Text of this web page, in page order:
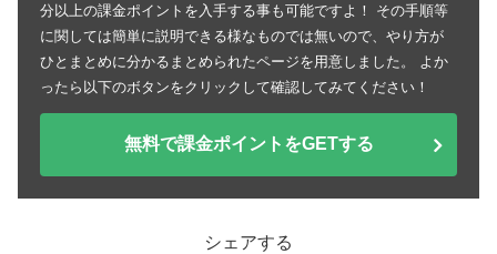
分以上の課金ポイントを入手する事も可能ですよ！ その手順等
に関しては簡単に説明できる様なものでは無いので、やり方が
ひとまとめに分かるまとめられたページを用意しました。 よか
ったら以下のボタンをクリックして確認してみてください！
無料で課金ポイントをGETする
シェアする